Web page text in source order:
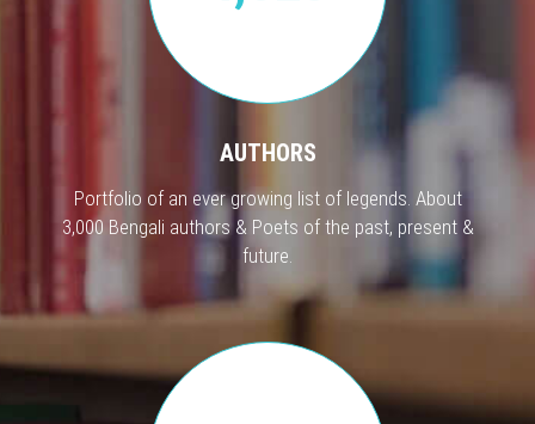
AUTHORS
Portfolio of an ever growing list of legends. About
3,000 Bengali authors & Poets of the past, present &
future.